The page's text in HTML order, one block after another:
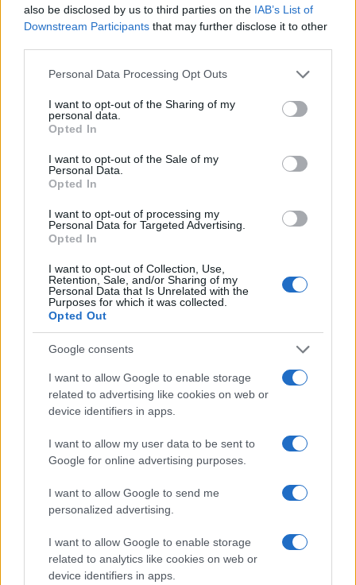
also be disclosed by us to third parties on the IAB’s List of
Downstream Participants that may further disclose it to other
Please note that this website/app uses one or more Google
not limited to your visit or usage behaviour. You may click to
grant or deny consent to Google and its third-party tags to
use your data for below specified purposes in below Google
consent section.
Personal Data Processing Opt Outs
I want to opt-out of the Sharing of my
personal data.
Opted In
I want to opt-out of the Sale of my
Personal Data.
Opted In
I want to opt-out of processing my
Personal Data for Targeted Advertising.
Opted In
I want to opt-out of Collection, Use,
Retention, Sale, and/or Sharing of my
Personal Data that Is Unrelated with the
Purposes for which it was collected.
Opted Out
Google consents
I want to allow Google to enable storage
related to advertising like cookies on web or
device identifiers in apps.
I want to allow my user data to be sent to
Google for online advertising purposes.
I want to allow Google to send me
personalized advertising.
I want to allow Google to enable storage
related to analytics like cookies on web or
device identifiers in apps.
Β.Σ. Καρούλιας: Τζίρος 98,7
εκατ. ευρώ και αύξηση
κερδών 57% - Τα νέα
alcohol
Deloitte Ελλάδος:
Χρηματοοικονομικός
αγορά ενέργειας
Η Chery επενδύει 75 εκατ. δολάρια στην KG Mobility
Το FIAT 500 Hybrid τώρα
από 18.990 ευρώ
συνεχίζουν μαζί: Ανανέωση
της συνεργασίας τους μέχρι
το 2028